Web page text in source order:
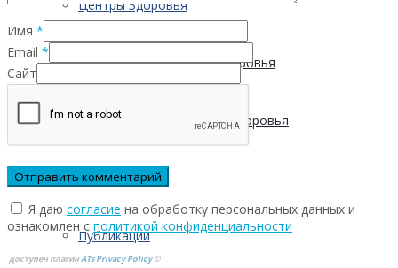
Центры Здоровья
Адреса Центров Здоровья
Мобильный Центр здоровья
Cпециалистам
Публикации
Имя *
Email *
Сайт
Я даю согласие на обработку персональных данных и
ознакомлен с политикой конфиденциальности
доступен плагинATs Privacy Policy©